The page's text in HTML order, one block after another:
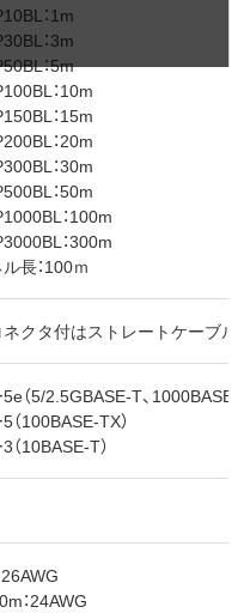
：1m
：3m
：5m
：10m
：15m
：20m
：30m
：50m
：100m
：300m
長：100ｍ
クタ付はストレートケーブル）
（5/2.5GBASE-T、1000BASE-T
100BASE-TX）
10BASE-T）
：24AWG